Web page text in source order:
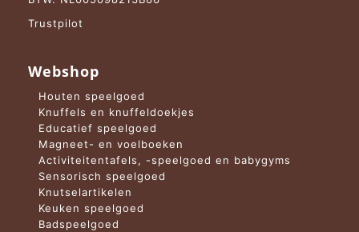
Trustpilot
Webshop
Houten speelgoed
Knuffels en knuffeldoekjes
Educatief speelgoed
Magneet- en voelboeken
Activiteitentafels, -speelgoed en babygyms
Sensorisch speelgoed
Knutselartikelen
Keuken speelgoed
Badspeelgoed